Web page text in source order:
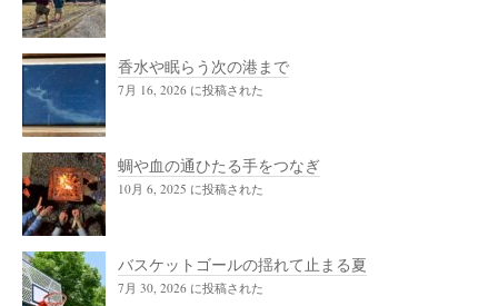
香水や眠らう次の港まで
7月 16, 2026 に投稿された
蜩や血の通ひたる手をつなぎ
10月 6, 2025 に投稿された
バスケットゴールの揺れて止まる夏
7月 30, 2026 に投稿された